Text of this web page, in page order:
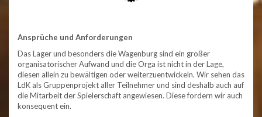
Ansprüche und Anforderungen
Das Lager und besonders die Wagenburg sind ein großer
organisatorischer Aufwand und die Orga ist nicht in der Lage,
diesen allein zu bewältigen oder weiterzuentwickeln. Wir sehen das
LdK als Gruppenprojekt aller Teilnehmer und sind deshalb auch auf
die Mitarbeit der Spielerschaft angewiesen. Diese fordern wir auch
konsequent ein.